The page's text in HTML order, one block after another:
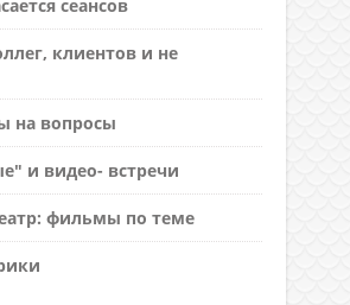
сеансов
клиентов и не
на вопросы
и видео- встречи
фильмы по теме